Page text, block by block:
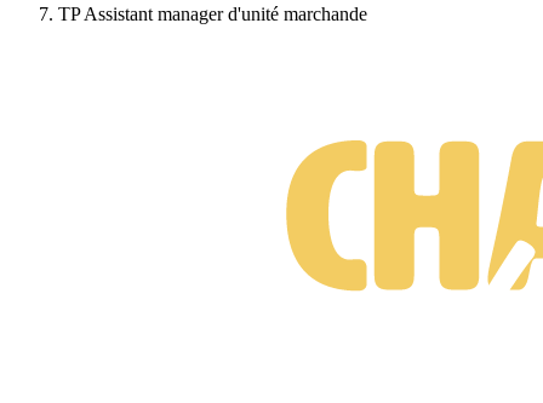
TP Assistant manager d'unité marchande